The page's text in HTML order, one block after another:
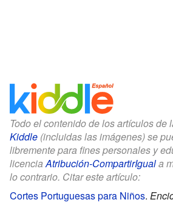
Todo el contenido de los artículos de
Kiddle (incluidas las imágenes) se
libremente para fines personales y
licencia Atribución-CompartirIguala
lo contrario. Citar este artículo:
Cortes Portuguesas para Niños.